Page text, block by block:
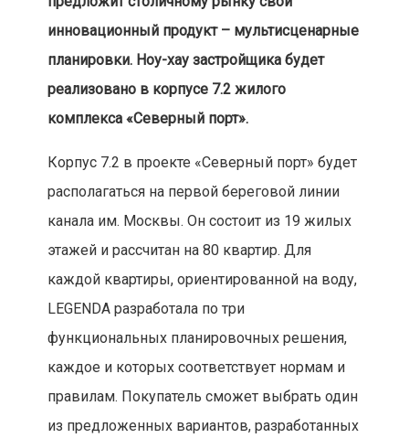
инновационный продукт – мультисценарные
планировки. Ноу-хау застройщика будет
реализовано в корпусе 7.2 жилого
комплекса «Северный порт».
Корпус 7.2 в проекте «Северный порт» будет
располагаться на первой береговой линии
канала им. Москвы. Он состоит из 19 жилых
этажей и рассчитан на 80 квартир. Для
каждой квартиры, ориентированной на воду,
LEGENDA разработала по три
функциональных планировочных решения,
каждое и которых соответствует нормам и
правилам. Покупатель сможет выбрать один
из предложенных вариантов, разработанных